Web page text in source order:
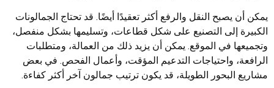
يمكن أن يصبح النقل والرفع أكثر تعقيدًا أيضًا. قد تحتاج الجمالونات
الكبيرة إلى التصنيع على شكل قطاعات، وتسليمها بشكل منفصل،
وتجميعها في الموقع. يمكن أن يزيد ذلك من العمالة، ومتطلبات
الرافعة، واحتياجات التدعيم المؤقت، وأعمال الفحص. في بعض
مشاريع البحور الطويلة، قد يكون ترتيب جمالون آخر أكثر كفاءة.